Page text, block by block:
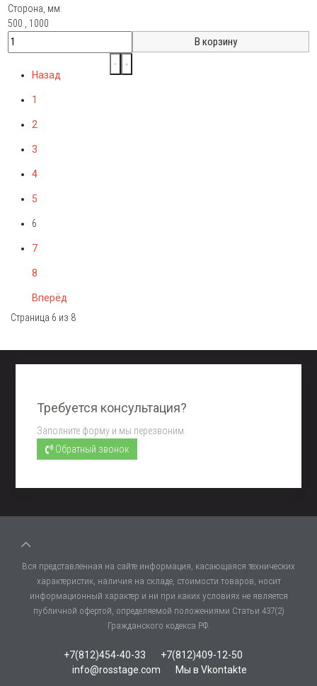
Сторона, мм:
500
1000
Назад
1
2
3
4
5
6
7
8
Вперёд
Страница 6 из 8
Требуется консультация?
Заполните форму и мы перезвоним.
Обратный звонок
Вся представленная на сайте информация, касающаяся технических
характеристик, наличия на складе, стоимости товаров, носит
информационный характер и ни при каких условиях не является
публичной офертой, определяемой положениями Статьи 437(2)
Гражданского кодекса РФ.
+7(812)454-40-33
+7(812)409-12-50
info@rosstage.com
Мы в Vkontakte